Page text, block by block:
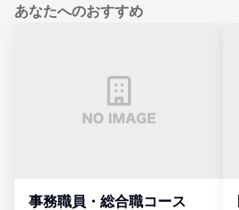
あなたへのおすすめ
事務職員・総合職コース